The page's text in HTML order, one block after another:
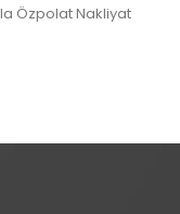
Özpolat Nakliyat